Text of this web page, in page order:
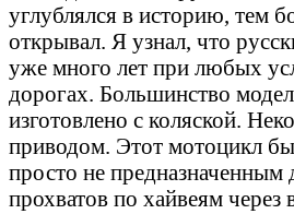
углублялся в историю, тем
открывал. Я узнал, что
уже много лет при любых
дорогах. Большинство
изготовлено с коляской.
приводом. Этот мотоцикл
просто не предназначенным
прохватов по хайвеям